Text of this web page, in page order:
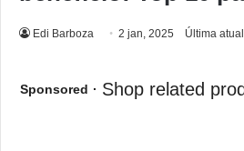
Edi Barboza 2 jan, 2025 Última